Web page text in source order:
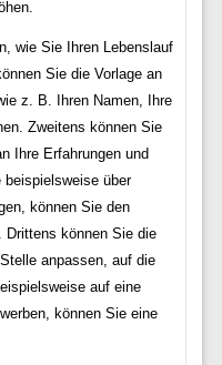
wie Sie Ihren Lebenslauf
Sie die Vorlage an
z. B. Ihren Namen, Ihre
Zweitens können Sie
Ihre Erfahrungen und
über
können Sie den
Drittens können Sie die
anpassen, auf die
auf eine
können Sie eine